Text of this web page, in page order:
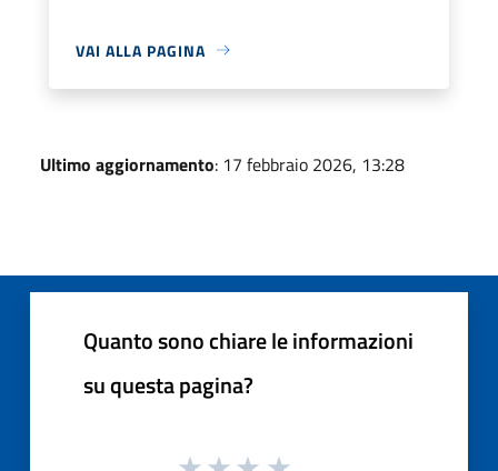
VAI ALLA PAGINA
Ultimo aggiornamento: 17 febbraio 2026, 13:28
Quanto sono chiare le informazioni
su questa pagina?